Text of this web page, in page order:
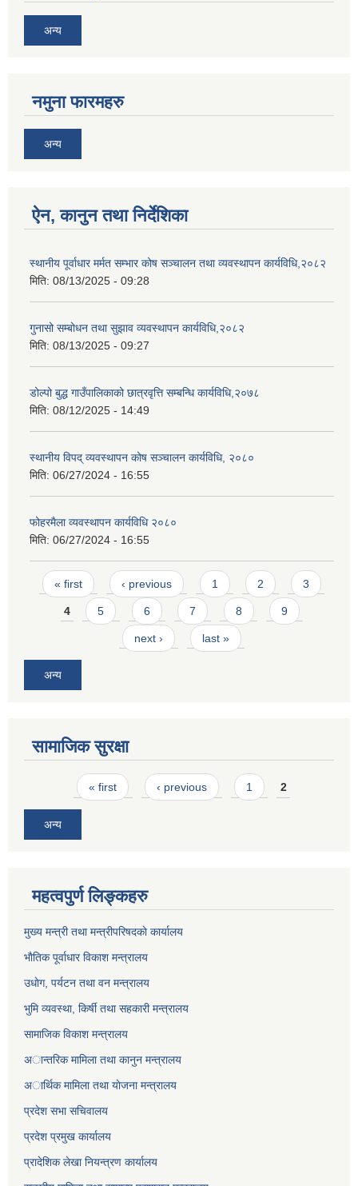
अन्य
नमुना फारमहरु
अन्य
ऐन, कानुन तथा निर्देशिका
स्थानीय पूर्वाधार मर्मत सम्भार कोष सञ्चालन तथा व्यवस्थापन कार्यविधि,२०८२
मिति: 08/13/2025 - 09:28
गुनासो सम्बोधन तथा सुझाव व्यवस्थापन कार्यविधि,२०८२
मिति: 08/13/2025 - 09:27
डोल्पो बुद्ध गाउँपालिकाको छात्रवृत्ति सम्बन्धि कार्यविधि,२०७८
मिति: 08/12/2025 - 14:49
स्थानीय विपद् व्यवस्थापन कोष सञ्चालन कार्यविधि, २०८०
मिति: 06/27/2024 - 16:55
फोहरमैला व्यवस्थापन कार्यविधि २०८०
मिति: 06/27/2024 - 16:55
Pages
« first ‹ previous 1 2 3
4 5 6 7 8 9
next › last »
अन्य
सामाजिक सुरक्षा
Pages« first ‹ previous 1 2
अन्य
महत्वपुर्ण लिङ्कहरु
मुख्य मन्त्री तथा मन्त्रीपरिषदकाे कार्यालय
भाैतिक पूर्वाधार विकाश मन्त्रालय
उधाेग, पर्यटन तथा वन मन्त्रालय
भुमि व्यवस्था, किर्षी तथा सहकारी मन्त्रालय
सामाजिक विकाश मन्त्रालय
अान्तरिक मामिला तथा कानुन मन्त्रालय
अार्थिक मामिला तथा याेजना मन्त्रालय
प्रदेश सभा सचिवालय
प्रदेश प्रमुख कार्यालय
प्रादेशिक लेखा नियन्त्रण कार्यालय